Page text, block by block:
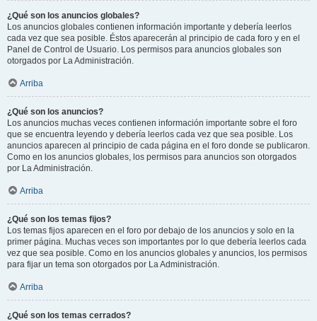
¿Qué son los anuncios globales?
Los anuncios globales contienen información importante y debería leerlos
cada vez que sea posible. Éstos aparecerán al principio de cada foro y en el
Panel de Control de Usuario. Los permisos para anuncios globales son
otorgados por La Administración.
Arriba
¿Qué son los anuncios?
Los anuncios muchas veces contienen información importante sobre el foro
que se encuentra leyendo y debería leerlos cada vez que sea posible. Los
anuncios aparecen al principio de cada página en el foro donde se publicaron.
Como en los anuncios globales, los permisos para anuncios son otorgados
por La Administración.
Arriba
¿Qué son los temas fijos?
Los temas fijos aparecen en el foro por debajo de los anuncios y solo en la
primer página. Muchas veces son importantes por lo que debería leerlos cada
vez que sea posible. Como en los anuncios globales y anuncios, los permisos
para fijar un tema son otorgados por La Administración.
Arriba
¿Qué son los temas cerrados?